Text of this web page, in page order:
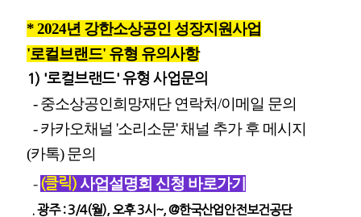
* 2024년 강한소상공인 성장지원사업
'로컬브랜드' 유형 유의사항
1) '로컬브랜드' 유형 사업문의
- 중소상공인희 망재단 연락처/이메일 문의
- 카카오채널 '소리소문' 채널 추가 후 메시지
(카톡) 문의
- (클릭) 사업설명회 신청 바로가기
. 광주 : 3/4(월), 오후 3시~, @한국산업안전보건공단